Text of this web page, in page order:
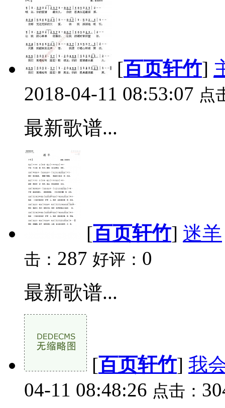
[百页轩竹]
2018-04-11 08:53:07 点
最新歌谱...
[百页轩竹] 迷羊
击： 287 好评： 0
最新歌谱...
[百页轩竹] 我
04-11 08:48:26 点击：